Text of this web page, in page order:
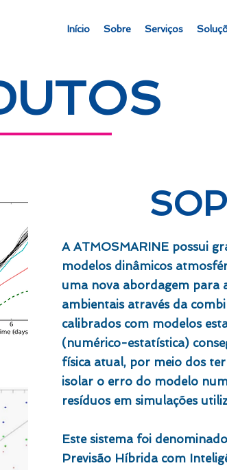
Início Sobre Serviços
A ATMOSMARINE possui
modelos dinâmicos
uma nova abordagem para
ambientais através da
calibrados com modelos
(numérico-estatística)
física atual, por meio dos
isolar o erro do modelo
resíduos em simulações
Este sistema foi
Previsão Híbrida com